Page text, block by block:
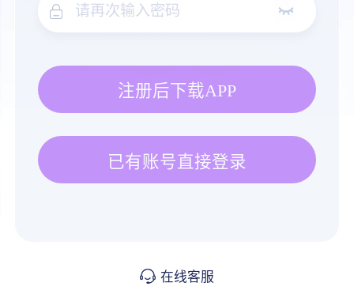
注册后下载APP
已有账号直接登录
在线客服